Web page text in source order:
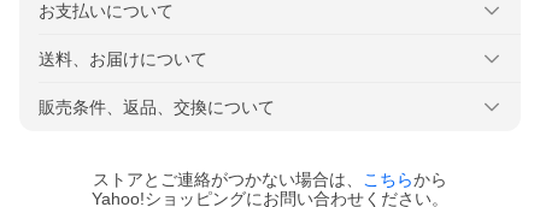
お支払いについて
送料、お届けについて
販売条件、返品、交換について
ストアとご連絡がつかない場合は、 こちらから
Yahoo!ショッピングにお問い合わせください。